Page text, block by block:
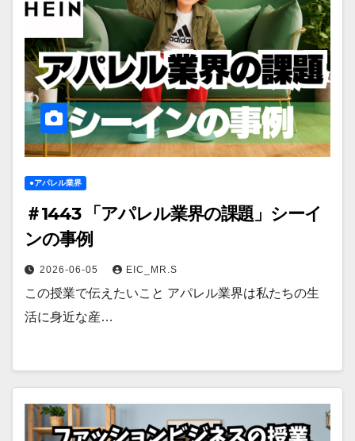
●アパレル業界
＃1443 「アパレル業界の課題」シーイ
ンの事例
2026-06-05 EIC_MR.S
この授業で伝えたいこと アパレル業界は私たちの生
活に身近な産…